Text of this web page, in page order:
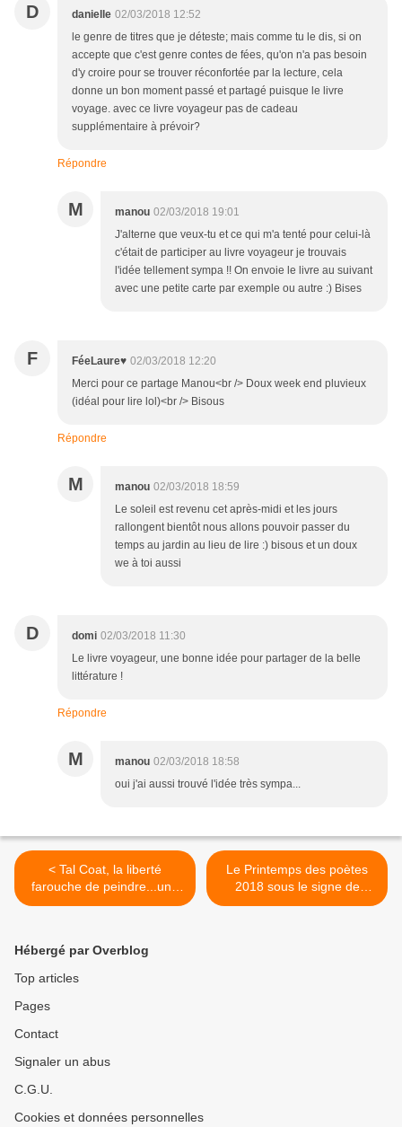
D danielle 02/03/2018 12:52
le genre de titres que je déteste; mais comme tu le dis, si on
accepte que c'est genre contes de fées, qu'on n'a pas besoin
d'y croire pour se trouver réconfortée par la lecture, cela
donne un bon moment passé et partagé puisque le livre
voyage. avec ce livre voyageur pas de cadeau
supplémentaire à prévoir?
Répondre
M manou 02/03/2018 19:01
J'alterne que veux-tu et ce qui m'a tenté pour celui-là
c'était de participer au livre voyageur je trouvais
l'idée tellement sympa !! On envoie le livre au suivant
avec une petite carte par exemple ou autre :) Bises
F FéeLaure♥ 02/03/2018 12:20
Merci pour ce partage Manou<br /> Doux week end pluvieux
(idéal pour lire lol)<br /> Bisous
Répondre
M manou 02/03/2018 18:59
Le soleil est revenu cet après-midi et les jours
rallongent bientôt nous allons pouvoir passer du
temps au jardin au lieu de lire :) bisous et un doux
we à toi aussi
D domi 02/03/2018 11:30
Le livre voyageur, une bonne idée pour partager de la belle
littérature !
Répondre
M manou 02/03/2018 18:58
oui j'ai aussi trouvé l'idée très sympa...
< Tal Coat, la liberté
farouche de peindre...une
exposition au Musée
Le Printemps des poètes
2018 sous le signe de
l'ardeur >
Hébergé par Overblog
Top articles
Pages
Contact
Signaler un abus
C.G.U.
Cookies et données personnelles